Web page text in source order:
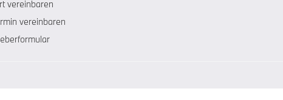
vereinbaren
vereinbaren